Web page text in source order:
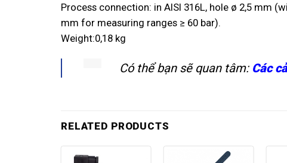
Process connection: in AISI 316L, hole ø 2,5 mm
mm for measuring ranges ≥ 60 bar).
Weight:0,18 kg
Có thể bạn sẽ quan tâm: Các
RELATED PRODUCTS